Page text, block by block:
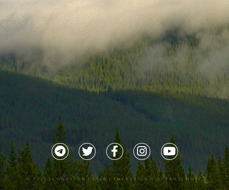
©TILLSCHNEIDER | 2026 |IMPRESSUM |DATENSCHUTZ